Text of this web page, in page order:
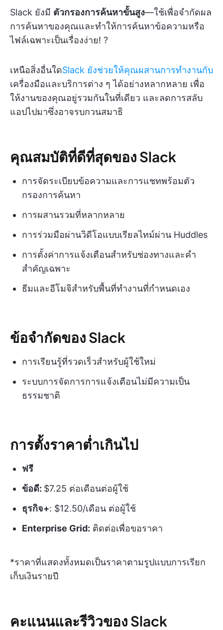
Slack ยังมี ตัวกรองการค้นหาขั้นสูง—ใช้เพื่อจำกัดผล
การค้นหาของคุณและทำให้การค้นหาข้อความหรือ
ไฟล์เฉพาะเป็นเรื่องง่าย! ?
เหนือสิ่งอื่นใดSlack ยังช่วยให้คุณผสานการทำงานกับ
เครื่องมือและบริการต่าง ๆ ได้อย่างหลากหลาย เพื่อ
ให้งานของคุณอยู่รวมกันในที่เดียว และลดการสลับ
แอปไปมาซึ่งอาจรบกวนสมาธิ
คุณสมบัติที่ดีที่สุดของ Slack
การจัดระเบียบข้อความและการแชทพร้อมตัว
กรองการค้นหา
การผสานรวมที่หลากหลาย
การร่วมมือผ่านวิดีโอแบบเรียลไทม์ผ่าน Huddles
การตั้งค่าการแจ้งเตือนสำหรับช่องทางและคำ
สำคัญเฉพาะ
ธีมและอีโมจิสำหรับพื้นที่ทำงานที่กำหนดเอง
ข้อจำกัดของ Slack
การเรียนรู้ที่รวดเร็วสำหรับผู้ใช้ใหม่
ระบบการจัดการการแจ้งเตือนไม่มีความเป็น
ธรรมชาติ
การตั้งราคาต่ำเกินไป
ฟรี
ข้อดี: $7.25 ต่อเดือนต่อผู้ใช้
ธุรกิจ+: $12.50/เดือน ต่อผู้ใช้
Enterprise Grid: ติดต่อเพื่อขอราคา
*ราคาที่แสดงทั้งหมดเป็นราคาตามรูปแบบการเรียก
เก็บเงินรายปี
คะแนนและรีวิวของ Slack